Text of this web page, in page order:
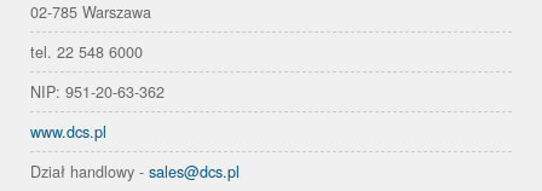
02-785 Warszawa
tel. 22 548 6000
NIP: 951-20-63-362
www.dcs.pl
Dział handlowy - sales@dcs.pl